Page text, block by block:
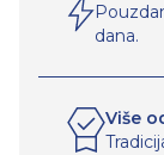
dana.
Više